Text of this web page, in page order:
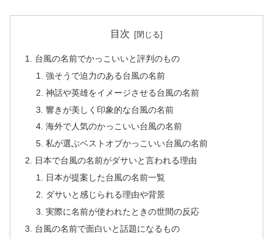
目次
台風の名前でかっこいいと評判のもの
強そうで迫力のある台風の名前
神話や英雄をイメージさせる台風の名前
響きが美しく印象的な台風の名前
海外で人気のかっこいい台風の名前
私が選ぶベストオブかっこいい台風の名前
日本で台風の名前がダサいと言われる理由
日本が提案した台風の名前一覧
ダサいと感じられる理由や背景
実際に名前が使われたときの世間の反応
台風の名前で面白いと話題になるもの